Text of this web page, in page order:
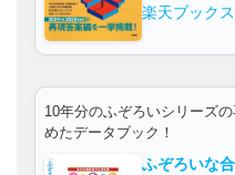
楽天ブックス
10年分のふぞろいシリーズ
めたデータブック！
ふぞろいな